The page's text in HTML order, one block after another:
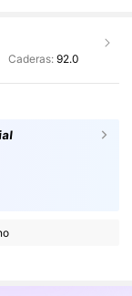
Caderas: 92.0